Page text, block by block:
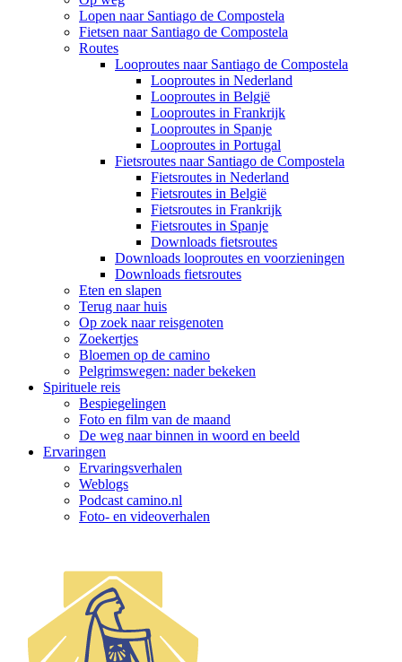
Lopen naar Santiago de Compostela
Fietsen naar Santiago de Compostela
Routes
Looproutes naar Santiago de Compostela
Looproutes in Nederland
Looproutes in België
Looproutes in Frankrijk
Looproutes in Spanje
Looproutes in Portugal
Fietsroutes naar Santiago de Compostela
Fietsroutes in Nederland
Fietsroutes in België
Fietsroutes in Frankrijk
Fietsroutes in Spanje
Downloads fietsroutes
Downloads looproutes en voorzieningen
Downloads fietsroutes
Eten en slapen
Terug naar huis
Op zoek naar reisgenoten
Zoekertjes
Bloemen op de camino
Pelgrimswegen: nader bekeken
Spirituele reis
Bespiegelingen
Foto en film van de maand
De weg naar binnen in woord en beeld
Ervaringen
Ervaringsverhalen
Weblogs
Podcast camino.nl
Foto- en videoverhalen